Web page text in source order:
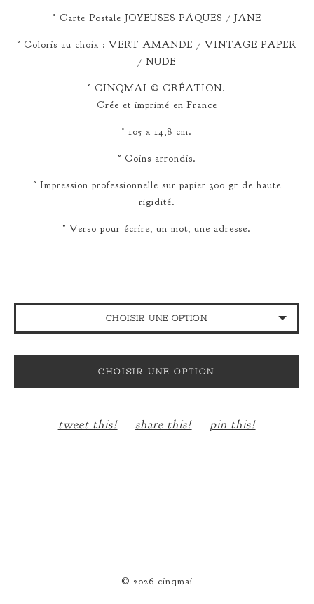
° Carte Postale JOYEUSES PÂQUES / JANE
° Coloris au choix : VERT AMANDE / VINTAGE PAPER
/ NUDE
° CINQMAI © CRÉATION.
Crée et imprimé en France
° 105 x 14,8 cm.
° Coins arrondis.
° Impression professionnelle sur papier 300 gr de haute
rigidité.
° Verso pour écrire, un mot, une adresse.
CHOISIR UNE OPTION
VINTAGE PAPER
CHOISIR UNE OPTION
tweet this! share this! pin this!
© 2026 cinqmai